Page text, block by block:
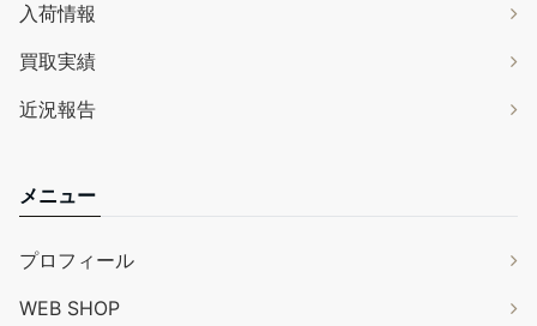
入荷情報
買取実績
近況報告
メニュー
プロフィール
WEB SHOP